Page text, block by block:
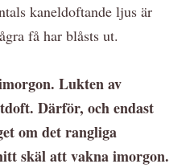
kaneldoftande ljus är
få har blåsts ut.
Lukten av
Därför, och endast
om det rangliga
skäl att vakna imorgon.